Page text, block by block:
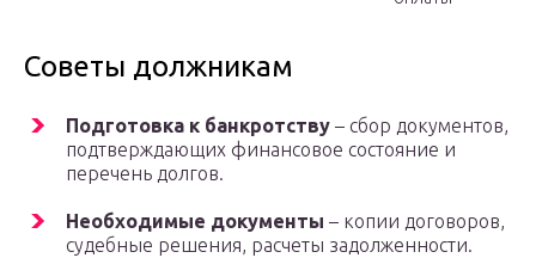
Советы должникам
Подготовка к банкротству – сбор документов,
подтверждающих финансовое состояние и
перечень долгов.
Необходимые документы – копии договоров,
судебные решения, расчеты задолженности.